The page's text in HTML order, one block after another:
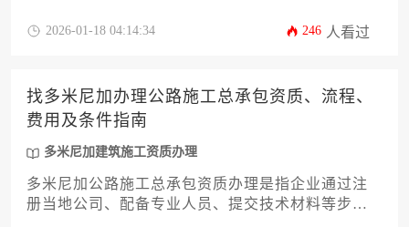
建市场的企业提供清晰的路径规划和风险规避策
2026-01-18 04:14:34 246 人看过
找多米尼加办理公路施工总承包资质、流程、
费用及条件指南
多米尼加建筑施工资质办理
多米尼加公路施工总承包资质办理是指企业通过注
册当地公司、配备专业人员、提交技术材料等步